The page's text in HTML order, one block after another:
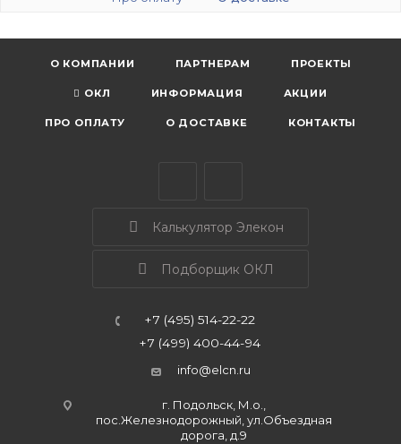
О КОМПАНИИ ПАРТНЕРАМ ПРОЕКТЫ
ОКЛ ИНФОРМАЦИЯ АКЦИИ
ПРО ОПЛАТУ О ДОСТАВКЕ КОНТАКТЫ
Калькулятор Элекон
Подборщик ОКЛ
+7 (495) 514-22-22
+7 (499) 400-44-94
info@elcn.ru
г. Подольск, М.о.,
пос.Железнодорожный, ул.Объездная
дорога, д.9